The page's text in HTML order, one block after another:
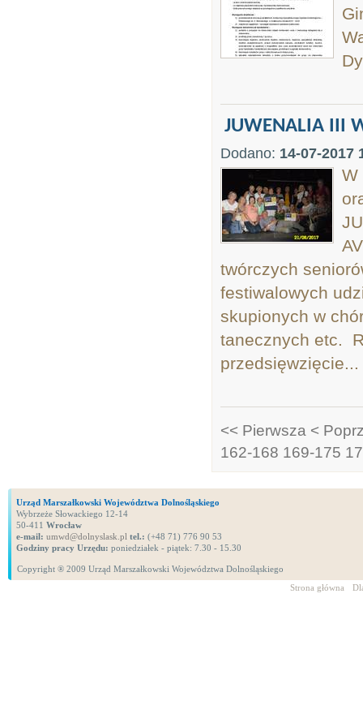
JUWENALIA III
Dodano: 14-07-2017
W
twórczych
festiwalowych
skupionych w
tanecznych etc.
przedsięwzięcie...
<< Pierwsza <
162-168 169-175
Urząd Marszałkowski Województwa Dolnośląskiego
Wybrzeże Słowackiego 12-14
50-411 Wrocław
e-mail: umwd@dolnyslask.pl tel.: (+48 71) 776 90 53
Godziny pracy Urzędu: poniedziałek - piątek: 7.30 - 15.30
Copyright ® 2009 Urząd Marszałkowski Województwa Dolnośląskiego
Strona główna